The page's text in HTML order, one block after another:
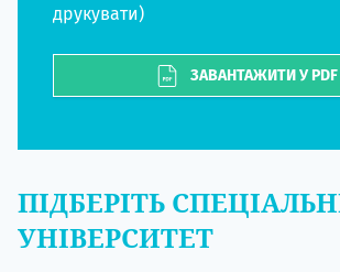
друкувати)
ЗАВАНТАЖИТИ У PDF
ПІДБЕРІТЬ
УНІВЕРСИТЕТ